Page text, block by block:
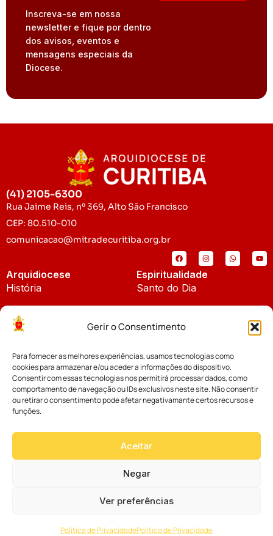
Gerir o Consentimento
Para fornecer as melhores experiências, usamos tecnologias como
cookies para armazenar e/ou aceder a informações do dispositivo.
Consentir com essas tecnologias nos permitirá processar dados, como
comportamento de navegação ou IDs exclusivos neste site. Não consentir
ou retirar o consentimento pode afetar negativamante certos recursos e
funções.
Aceitar
Negar
Ver preferências
Política de PrivacidadePolítica de Privacidade
Inscreva-se em nossa
newsletter e fique por dentro
dos avisos, eventos e
mensagens especiais da
Diocese.
(41) 2105-6300
Rua Jaime Reis, nº 369, Alto São Francisco
CEP: 80.510-010
comunicacao@mitradecuritiba.org.br
Arquidiocese
História
Padroeira
Espiritualidade
Santo do Dia
Notícias
Notícias da Arquidiocese
Notícias Cáritas
Palavra dos Bispos
Cúria Diocesana
Fundo Diocesano
Vicariatos da Educação
Eventos
por